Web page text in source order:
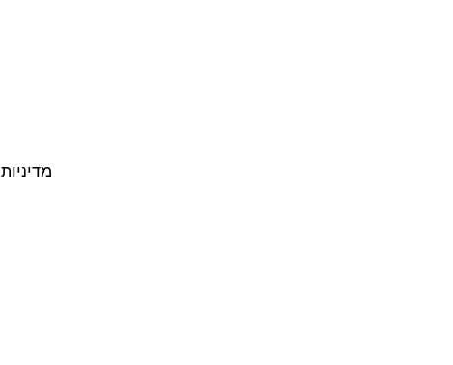
מדיניות